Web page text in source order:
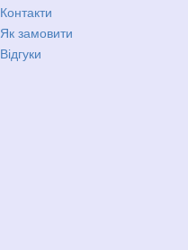
Контакти
Як замовити
Відгуки